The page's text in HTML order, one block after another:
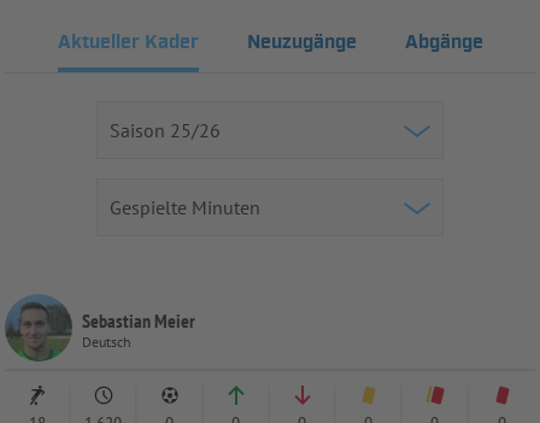
Aktueller Kader Neuzugänge Abgänge
Sebastian Meier
Deutsch